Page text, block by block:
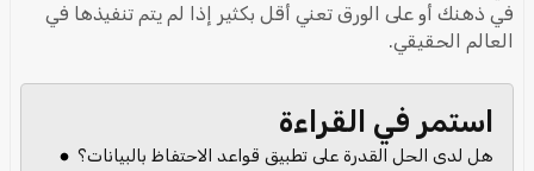
في ذهنك أو على الورق تعني أقل بكثير إذا لم يتم تنفيذها في
العالم الحقيقي.
استمر في القراءة
هل لدى الحل القدرة على تطبيق قواعد الاحتفاظ بالبيانات؟